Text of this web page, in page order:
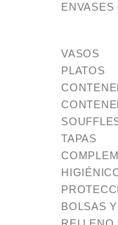
VASOS
PLATOS
TAPAS
BOLSAS